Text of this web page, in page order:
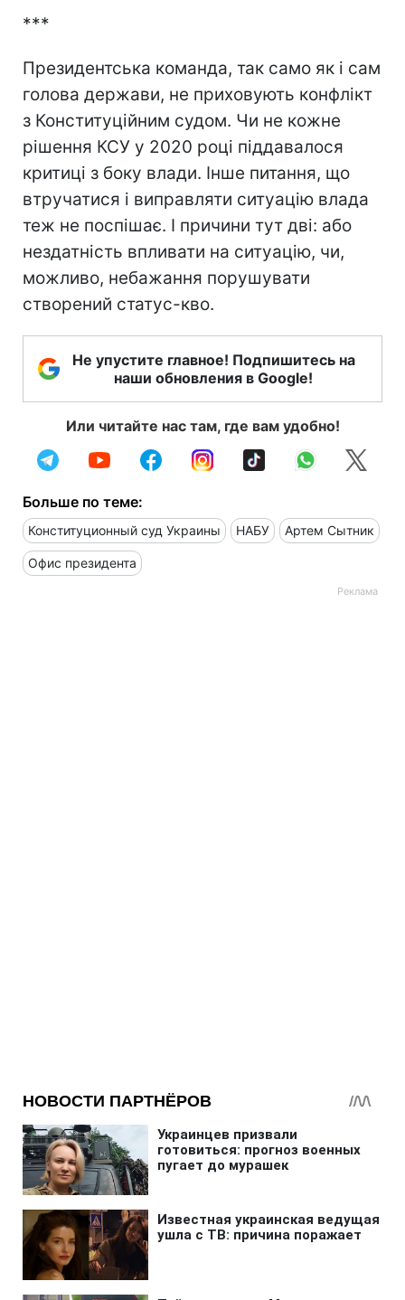
***
Президентська команда, так само як і сам
голова держави, не приховують конфлікт
з Конституційним судом. Чи не кожне
рішення КСУ у 2020 році піддавалося
критиці з боку влади. Інше питання, що
втручатися і виправляти ситуацію влада
теж не поспішає. І причини тут дві: або
нездатність впливати на ситуацію, чи,
можливо, небажання порушувати
створений статус-кво.
Не упустите главное! Подпишитесь на
наши обновления в Google!
Или читайте нас там, где вам удобно!
Больше по теме:
Конституционный суд Украины НАБУ Артем Сытник
Офис президента